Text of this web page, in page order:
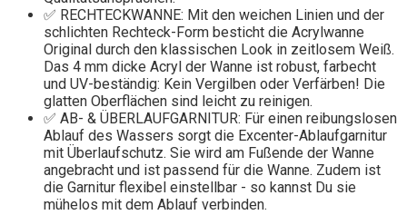
✅ RECHTECKWANNE: Mit den weichen Linien und der
schlichten Rechteck-Form besticht die Acrylwanne
Original durch den klassischen Look in zeitlosem Weiß.
Das 4 mm dicke Acryl der Wanne ist robust, farbecht
und UV-beständig: Kein Vergilben oder Verfärben! Die
glatten Oberflächen sind leicht zu reinigen.
✅ AB- & ÜBERLAUFGARNITUR: Für einen reibungslosen
Ablauf des Wassers sorgt die Excenter-Ablaufgarnitur
mit Überlaufschutz. Sie wird am Fußende der Wanne
angebracht und ist passend für die Wanne. Zudem ist
die Garnitur flexibel einstellbar - so kannst Du sie
mühelos mit dem Ablauf verbinden.